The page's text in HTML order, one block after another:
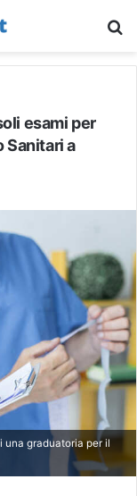
esami per
Sanitari a
una graduatoria per il